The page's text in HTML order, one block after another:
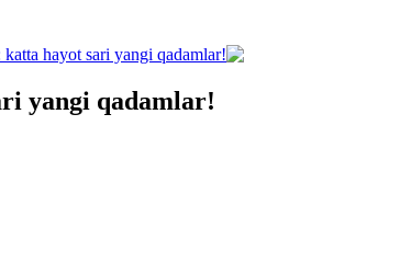
hayot sari yangi qadamlar!
yangi qadamlar!